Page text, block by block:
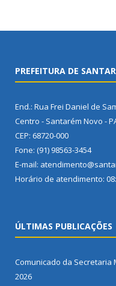
PREFEITURA DE
End.: Rua Frei Daniel de
Centro - Santarém Novo -
CEP: 68720-000
Fone: (91) 98563-3454
E-mail:
Horário de atendimento:
ÚLTIMAS PUBLICAÇÕES
Comunicado da Secretaria
2026